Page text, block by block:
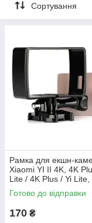
Сортування
Рамка для екшн-
Xiaomi YI II 4K, 4K
Lite / 4K Plus / Yi Lite,
Discovery
Готово до відправки
170 ₴